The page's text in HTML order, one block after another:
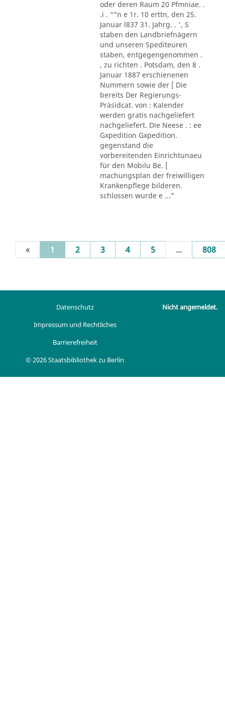
oder deren Raum 20 Pfmniae. .
.i . ""n e 1r. 10 erttn, den 25.
Januar l837 31. Jahrg. . ', S
staben den Landbriefnägern
und unseren Spediteuren
staben, entgegengenommen .
, zu richten . Potsdam, den 8 .
Januar 1887 erschienenen
Nummern sowie der [ Die
bereits Der Regierungs-
Präsidcat. von : Kalender
werden gratis nachgeliefert
nachgeliefert. Die Neese . : ee
Gxpedition Gxpedition.
gegenstand die
vorbereitenden Einrichtunaeu
für den Mobilu Be. [
machungsplan der freiwilligen
Krankenpflege bilderen.
schlossen wurde e ..."
« 1 (current)
2 3 4 5 ... 808
Datenschutz
Impressum und Rechtliches
Barrierefreiheit
© 2026 Staatsbibliothek zu Berlin
Nicht angemeldet.